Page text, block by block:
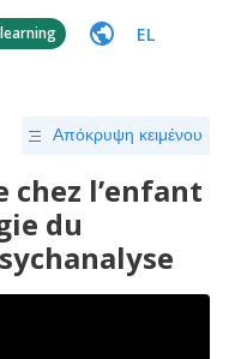
EL
Απόκρυψη κειμένου
chez l’enfant
du